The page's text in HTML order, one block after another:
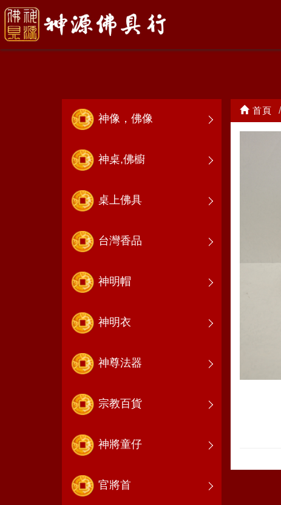
敬杯 .供杯
神像，佛像
神桌,佛櫥
桌上佛具
台灣香品
神明帽
神明衣
神尊法器
宗教百貨
神將童仔
官將首
首頁